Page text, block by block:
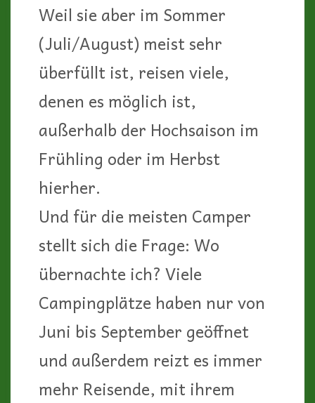
Weil sie aber im Sommer
(Juli/August) meist sehr
überfüllt ist, reisen viele,
denen es möglich ist,
außerhalb der Hochsaison im
Frühling oder im Herbst
hierher.
Und für die meisten Camper
stellt sich die Frage: Wo
übernachte ich? Viele
Campingplätze haben nur von
Juni bis September geöffnet
und außerdem reizt es immer
mehr Reisende, mit ihrem